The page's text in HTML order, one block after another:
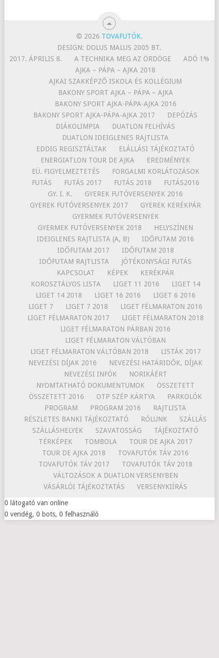
© 2026 TOVAFUTÓK.
DESIGN: DOLUS MALUS 2005 BT.
2017. ÁPRILIS 8.
A TECHNIKA MEG AZ ÖRDÖGE
ADÓ 1%
AJKA – PÁPA – AJKA 2018
AJKAI SZAKKÉPZŐ ISKOLA ÉS KOLLÉGIUM
BAKONY SPORT AJKA – PÁPA – AJKA
BAKONY SPORT AJKA-PÁPA-AJKA 2016
BAKONY SPORT AJKA-PÁPA-AJKA 2017
DEPÓZÁS
DIÁKOLIMPIA
DUATLON FELHÍVÁS
DUATLON IDEIGLENES RAJTLISTA
EDDIG REGISZTÁLTAK
ELÁLLÁSI TÁJÉKOZTATÓ
ENERGIATLON TOUR DE AJKA
EREDMÉNYEK
EÜ. FIGYELMEZTETÉS
FORGALMI KORLÁTOZÁSOK
FUTÁS
FUTÁS 2017 FUTÁS 2018
FUTÁS2016
GY. I. K.
GYEREK FUTÓVERSENYEK 2016
GYEREK FUTÓVERSENYEK 2017
GYEREK KERÉKPÁR
GYERMEK FUTÓVERSENYEK
GYERMEK FUTÓVERSENYEK 2018
HELYSZÍNEN
IDEIGLENES RAJTLISTA (A, B)
IDŐFUTAM 2016
IDŐFUTAM 2017
IDŐFUTAM 2018
IDŐFUTAM RAJTLISTA
JÓTÉKONYSÁGI FUTÁS
KAPCSOLAT
KÉPEK
KERÉKPÁR
KOROSZTÁLYOS LISTA
LIGET 11 2016
LIGET 14
LIGET 14 2018
LIGET 16 2016
LIGET 6 2016
LIGET 7
LIGET 7 2018
LIGET FÉLMARATON 2016
LIGET FÉLMARATON 2017
LIGET FÉLMARATON 2018
LIGET FÉLMARATON PÁRBAN 2016
LIGET FÉLMARATON VÁLTÓBAN
LIGET FÉLMARATON VÁLTÓBAN 2018
LISTÁK 2017
NEVEZÉSI DÍJAK 2016
NEVEZÉSI HATÁRIDŐK, DÍJAK
NEVEZÉSI INFÓK
NORIKÁÉRT
NYOMTATHATÓ DOKUMENTUMOK
ÖSSZETETT
ÖSSZETETT 2016
OTP SZÉP KÁRTYA
PARKOLÓK
PROGRAM
PROGRAM 2016
RAJTLISTA
RÉSZLETES BANKI TÁJÉKOZTATÓ
RÓLUNK
SZÁLLÁS
SZÁLLÁSHELYEK
SZAVATOSSÁG
TÁJÉKOZTATÓ
TÉRKÉPEK
TOMBOLA
TOUR DE AJKA 2017
TOUR DE AJKA 2018
TOVAFUTÓK TÁV 2016
TOVAFUTÓK TÁV 2017
TOVAFUTÓK TÁV 2018
VÁLTOZÁSOK A DUATLON VERSENYBEN
VÁSÁRLÓI TÁJÉKOZTATÁS
VERSENYKIÍRÁS
0 látogató van online
0 vendég, 0 bots, 0 felhasználó